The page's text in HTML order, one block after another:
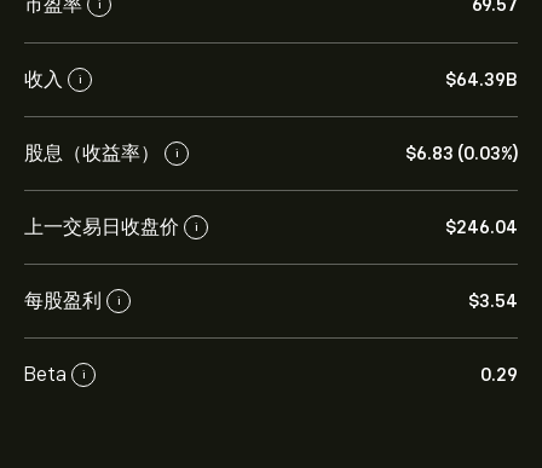
i 69.57
收入 i ‎$‎64.39B
股息（收益率） i ‎$‎6.83 (0.03%)
上一交易日收盘价 i ‎$‎246.04
每股盈利 i ‎$‎3.54
Beta i 0.29